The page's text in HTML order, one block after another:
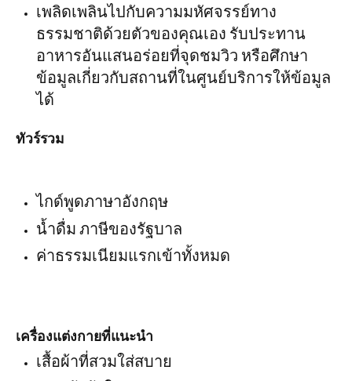
เพลิดเพลินไปกับความมหัศจรรย์ทาง
ธรรมชาติด้วยตัวของคุณเอง รับประทาน
อาหารอันแสนอร่อยที่จุดชมวิว หรือศึกษา
ข้อมูลเกี่ยวกับสถานที่ในศูนย์บริการให้ข้อมูล
ได้
ทัวร์รวม
ไกด์พูดภาษาอังกฤษ
น้ำดื่ม ภาษีของรัฐบาล
ค่าธรรมเนียมแรกเข้าทั้งหมด
เครื่องแต่งกายที่แนะนำ
เสื้อผ้าที่สวมใส่สบาย